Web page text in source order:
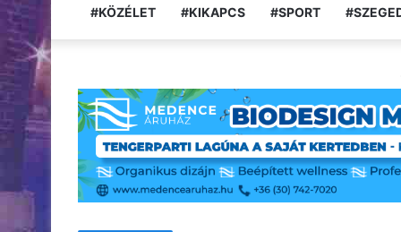
#KÖZÉLET #KIKAPCS #SPORT